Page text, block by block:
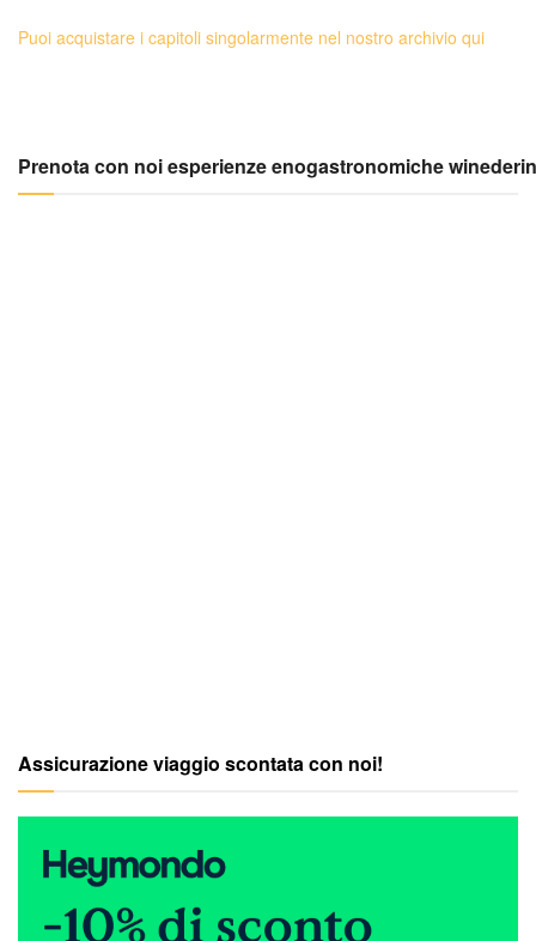
Puoi acquistare i capitoli singolarmente nel nostro archivio qui
Prenota con noi esperienze enogastronomiche
Assicurazione viaggio scontata con noi!